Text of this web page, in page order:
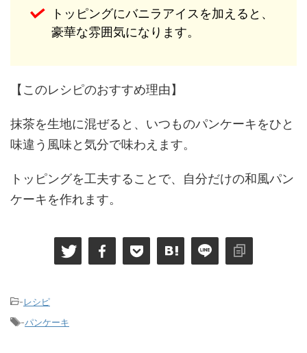
トッピングにバニラアイスを加えると、
豪華な雰囲気になります。
【このレシピのおすすめ理由】
抹茶を生地に混ぜると、いつものパンケーキをひと
味違う風味と気分で味わえます。
トッピングを工夫することで、自分だけの和風パン
ケーキを作れます。
-レシピ
-パンケーキ